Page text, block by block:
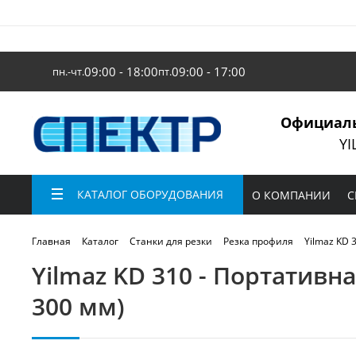
пн.-чт.09:00 - 18:00пт.09:00 - 17:00
КАТАЛОГ ОБОРУДОВАНИЯ О КОМПАНИИ
Главная Каталог Станки для резки Резка профиля Yilmaz KD
Yilmaz KD 310 -
300 мм)